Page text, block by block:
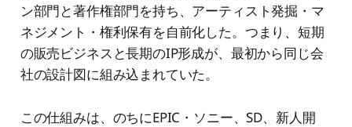
ン部門と著作権部門を持ち、アーティスト発掘・マ
ネジメント・権利保有を自前化した。つまり、短期
の販売ビジネスと長期のIP形成が、最初から同じ会
社の設計図に組み込まれていた。
この仕組みは、のちにEPIC・ソニー、SD、新人開